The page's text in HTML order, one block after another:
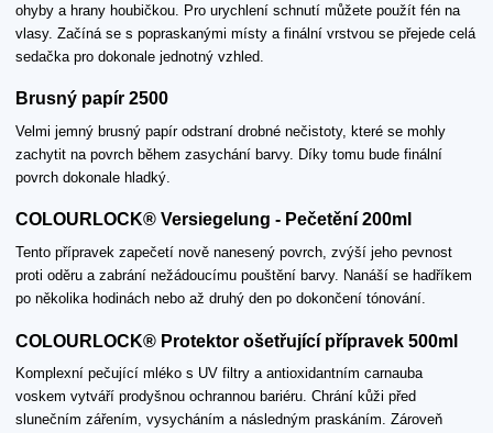
ohyby a hrany houbičkou. Pro urychlení schnutí můžete použít fén na
vlasy. Začíná se s popraskanými místy a finální vrstvou se přejede celá
sedačka pro dokonale jednotný vzhled.
Brusný papír 2500
Velmi jemný brusný papír odstraní drobné nečistoty, které se mohly
zachytit na povrch během zasychání barvy. Díky tomu bude finální
povrch dokonale hladký.
COLOURLOCK® Versiegelung - Pečetění 200ml
Tento přípravek zapečetí nově nanesený povrch, zvýší jeho pevnost
proti oděru a zabrání nežádoucímu pouštění barvy. Nanáší se hadříkem
po několika hodinách nebo až druhý den po dokončení tónování.
COLOURLOCK® Protektor ošetřující přípravek 500ml
Komplexní pečující mléko s UV filtry a antioxidantním carnauba
voskem vytváří prodyšnou ochrannou bariéru. Chrání kůži před
slunečním zářením, vysycháním a následným praskáním. Zároveň